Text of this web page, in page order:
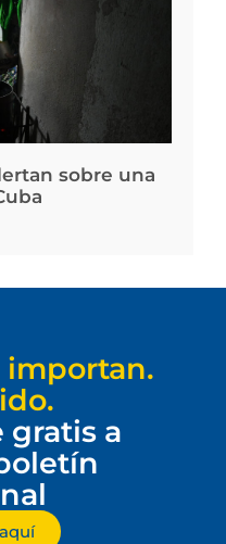
sobre una
importan.
gratis a